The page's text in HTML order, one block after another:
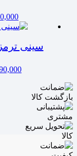
سینی ترمز دار